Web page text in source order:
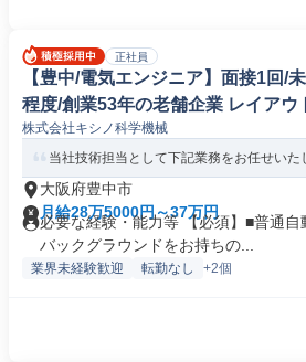
正社員
【豊中/電気エンジニア】面接1回/
程度/創業53年の老舗企業 レイアウ
株式会社キシノ科学機械
当社技術担当として下記業務をお任せいた
大阪府豊中市
月給28万5000円～37万円
必要な経験・能力等 【必須】■普通
バックグラウンドをお持ちの...
業界未経験歓迎 転勤なし +2個